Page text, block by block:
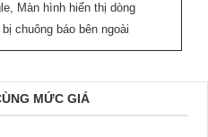
Màn hình hiển thị dòng
chuông báo bên ngoài
MỨC GIÁ